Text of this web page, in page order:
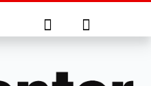
Suche Anmelden